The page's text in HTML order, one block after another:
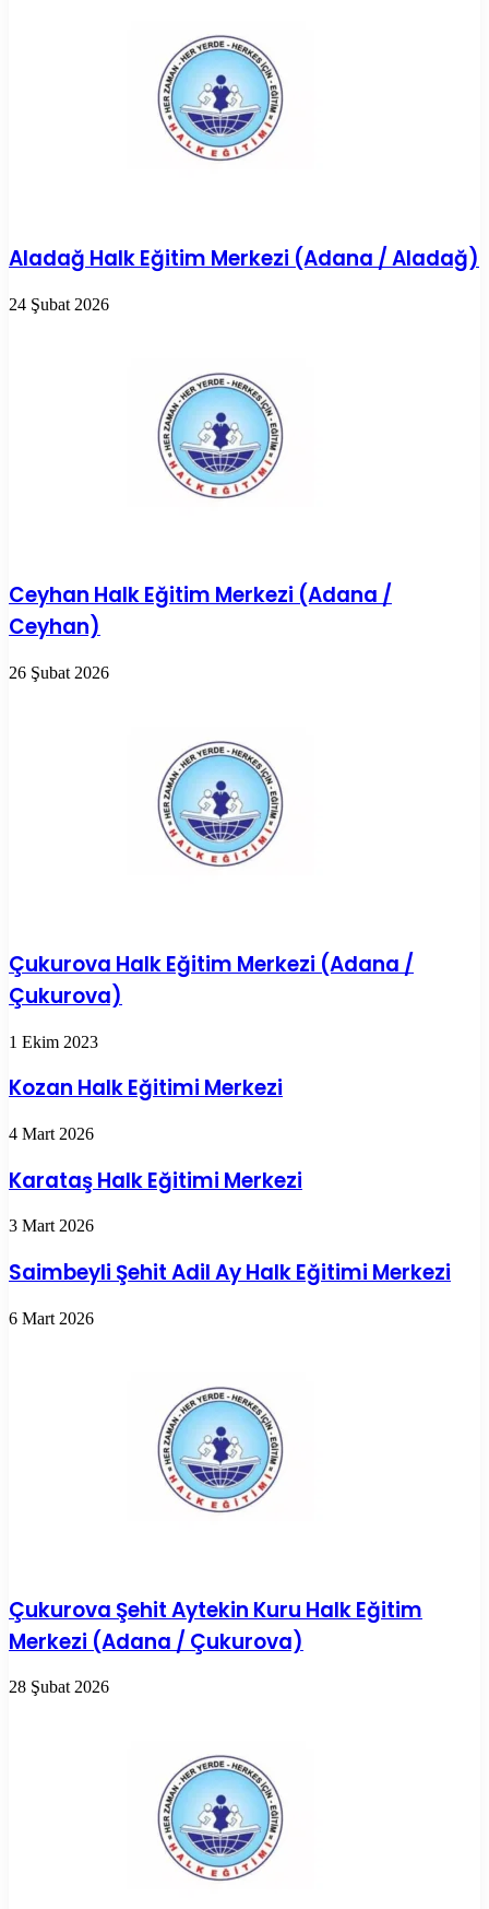
Aladağ Halk Eğitim Merkezi (Adana / Aladağ)
24 Şubat 2026
Ceyhan Halk Eğitim Merkezi (Adana /
Ceyhan)
26 Şubat 2026
Çukurova Halk Eğitim Merkezi (Adana /
Çukurova)
1 Ekim 2023
Kozan Halk Eğitimi Merkezi
4 Mart 2026
Karataş Halk Eğitimi Merkezi
3 Mart 2026
Saimbeyli Şehit Adil Ay Halk Eğitimi Merkezi
6 Mart 2026
Çukurova Şehit Aytekin Kuru Halk Eğitim
Merkezi (Adana / Çukurova)
28 Şubat 2026